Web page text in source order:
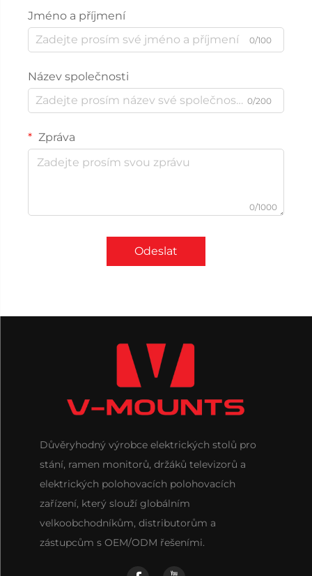
Jméno a příjmení
0/100
Název společnosti
0/200
Zpráva
0/1000
Odeslat
Důvěryhodný výrobce elektrických stolů pro
stání, ramen monitorů, držáků televizorů a
elektrických polohovacích polohovacích
zařízení, který slouží globálním
velkoobchodníkům, distributorům a
zástupcům s OEM/ODM řešeními.